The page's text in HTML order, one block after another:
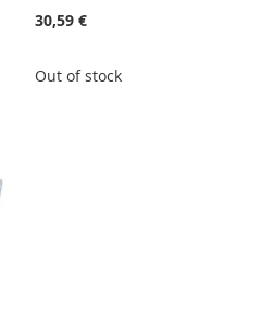
30,59 €
Out of stock